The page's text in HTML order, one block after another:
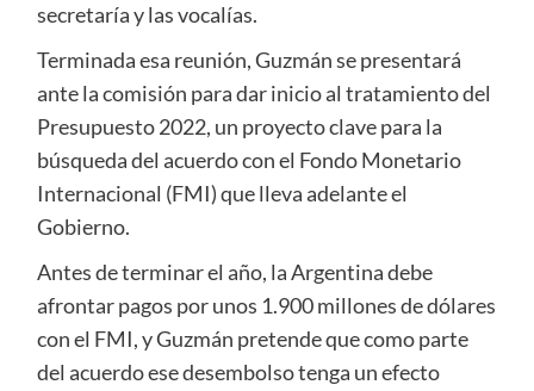
secretaría y las vocalías.
Terminada esa reunión, Guzmán se presentará
ante la comisión para dar inicio al tratamiento del
Presupuesto 2022, un proyecto clave para la
búsqueda del acuerdo con el Fondo Monetario
Internacional (FMI) que lleva adelante el
Gobierno.
Antes de terminar el año, la Argentina debe
afrontar pagos por unos 1.900 millones de dólares
con el FMI, y Guzmán pretende que como parte
del acuerdo ese desembolso tenga un efecto